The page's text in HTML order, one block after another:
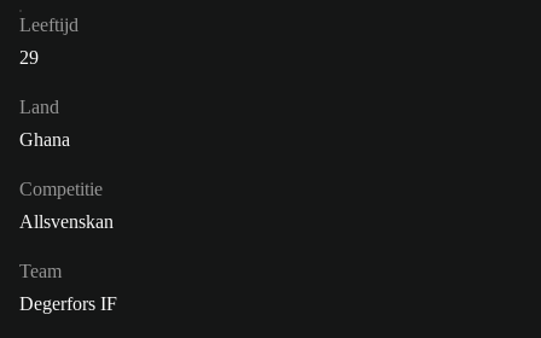
Leeftijd
29
Land
Ghana
Competitie
Allsvenskan
Team
Degerfors IF